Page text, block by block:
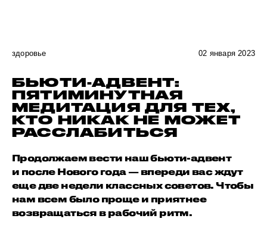
здоровье 02 января 2023
БЬЮТИ-АДВЕНТ:
ПЯТИМИНУТНАЯ
МЕДИТАЦИЯ ДЛЯ ТЕХ,
КТО НИКАК НЕ МОЖЕТ
РАССЛАБИТЬСЯ
Продолжаем вести наш бьюти-адвент
и после Нового года — впереди вас ждут
еще две недели классных советов. Чтобы
нам всем было проще и приятнее
возвращаться в рабочий ритм.